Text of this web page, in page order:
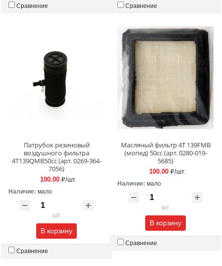
Сравнение Сравнение
Патрубок резиновый
воздушного фильтра
4T139QMB50сс (арт. 0269-364-
7056)
100.00 ₽/шт.
Наличие: мало
шт
В корзину
Сравнение
Масляный фильтр 4T 139FMB
(мопед) 50сс (арт. 0280-019-
5685)
100.00 ₽/шт.
Наличие: мало
шт
В корзину
Сравнение